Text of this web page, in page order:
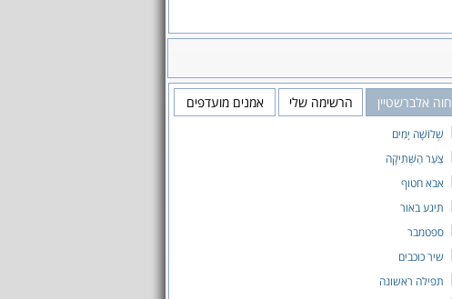
חוה אלברשטיין הרשימה שלי אמנים מועדפים
שְׁלוֹשָׁה יָמִים
צַעַר הַשְּׁתִיקָה
אבא חטוף
תיגע באור
ספטמבר
שיר כוכבים
תפילה ראשונה